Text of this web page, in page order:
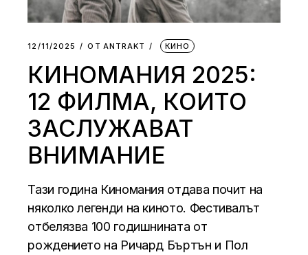
12/11/2025 ОТ АNTRAKT КИНО
КИНОМАНИЯ 2025:
12 ФИЛМА, КОИТО
ЗАСЛУЖАВАТ
ВНИМАНИЕ
Тази година Киномания отдава почит на
няколко легенди на киното. Фестивалът
отбелязва 100 годишнината от
рождението на Ричард Бъртън и Пол